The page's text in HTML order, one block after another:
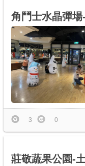
角鬥士水晶彈
3 0
莊敬蔬果公園-